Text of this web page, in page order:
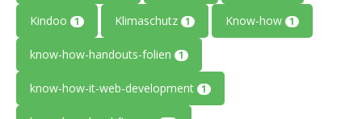
Kindoo 1 Klimaschutz 1 Know-how 1
know-how-handouts-folien 1
know-how-it-web-development 1